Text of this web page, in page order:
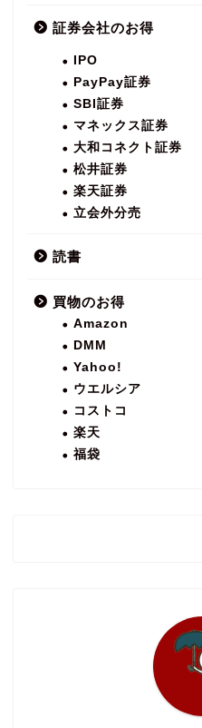
証券会社のお得
IPO
PayPay証券
SBI証券
マネックス証券
大和コネクト証券
松井証券
楽天証券
立会外分売
読書
買物のお得
Amazon
DMM
Yahoo!
ウエルシア
コストコ
楽天
福袋